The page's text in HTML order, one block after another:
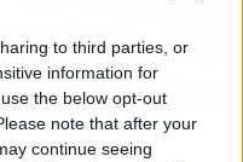
to third parties, or
information for
the below opt-out
note that after your
continue seeing